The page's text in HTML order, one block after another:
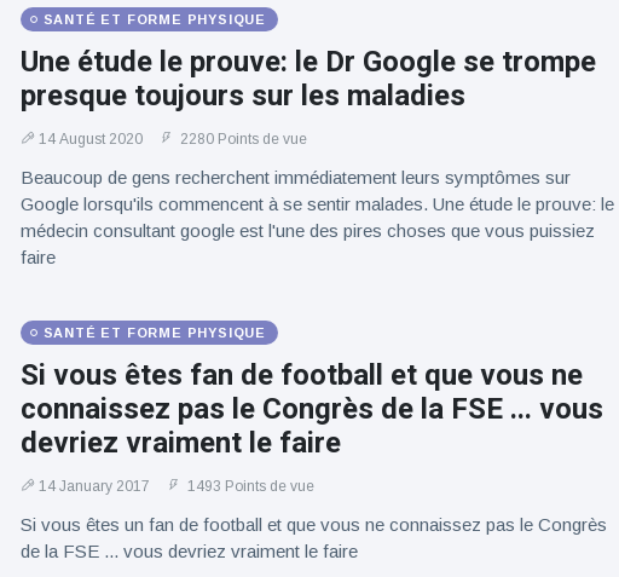
SANTÉ ET FORME PHYSIQUE
Une étude le prouve: le Dr Google se trompe
presque toujours sur les maladies
14 August 2020 2280 Points de vue
Beaucoup de gens recherchent immédiatement leurs symptômes sur
Google lorsqu'ils commencent à se sentir malades. Une étude le prouve: le
médecin consultant google est l'une des pires choses que vous puissiez
faire
SANTÉ ET FORME PHYSIQUE
Si vous êtes fan de football et que vous ne
connaissez pas le Congrès de la FSE ... vous
devriez vraiment le faire
14 January 2017 1493 Points de vue
Si vous êtes un fan de football et que vous ne connaissez pas le Congrès
de la FSE ... vous devriez vraiment le faire